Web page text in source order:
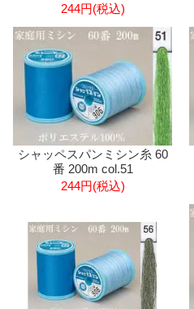
244円(税込)
シャッペスパンミシン糸 60
番 200m col.51
244円(税込)